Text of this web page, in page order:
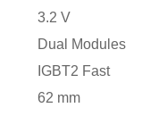
3.2 V
Dual Modules
IGBT2 Fast
62 mm